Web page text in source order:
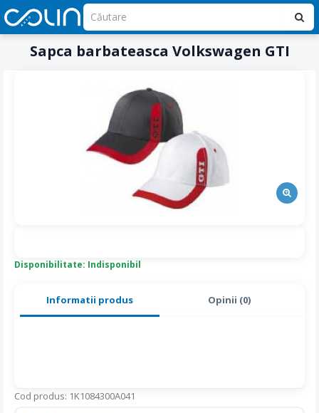
Sapca barbateasca Volkswagen GTI
Informatii produs Opinii (0)
Cod produs: 1K1084300A041
Disponibilitate: Indisponibil